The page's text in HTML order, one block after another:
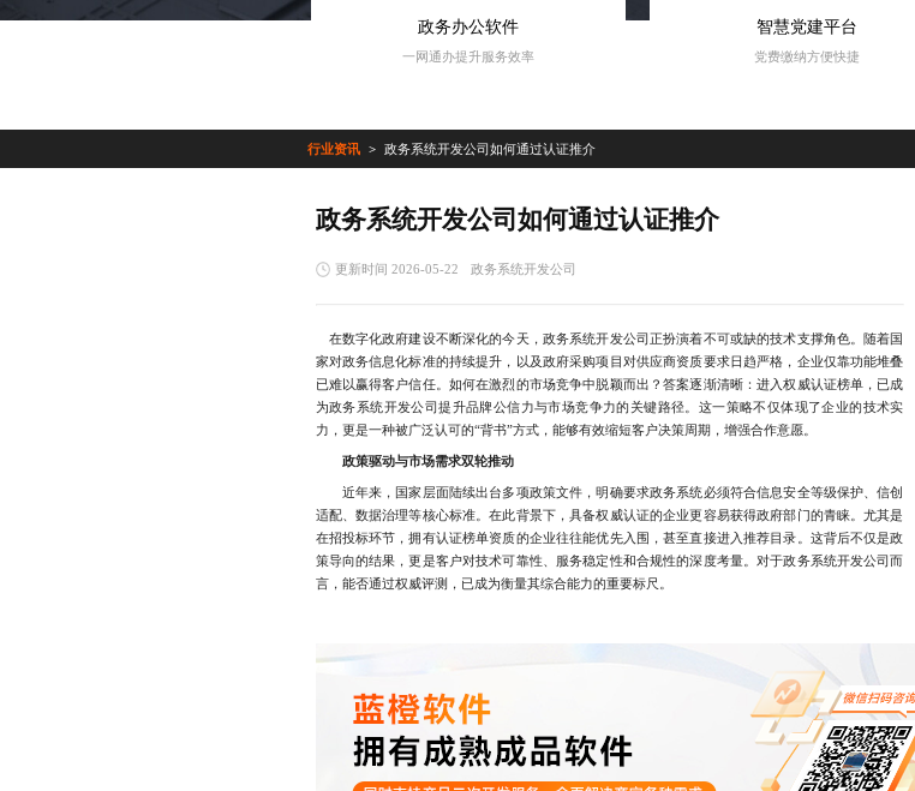
政务办公软件
一网通办提升服务效率
智慧党建平台
党费缴纳方便快捷
行业资讯 政务系统开发公司如何通过认证推介
政务系统开发公司如何通过认证推介
更新时间 2026-05-22 政务系统开发公司
在数字化政府建设不断深化的今天，政务系统开发公司正扮演着不可或缺的技术支撑角色。随着国
家对政务信息化标准的持续提升，以及政府采购项目对供应商资质要求日趋严格，企业仅靠功能堆叠
已难以赢得客户信任。如何在激烈的市场竞争中脱颖而出？答案逐渐清晰：进入权威认证榜单，已成
为政务系统开发公司提升品牌公信力与市场竞争力的关键路径。这一策略不仅体现了企业的技术实
力，更是一种被广泛认可的“背书”方式，能够有效缩短客户决策周期，增强合作意愿。
政策驱动与市场需求双轮推动
近年来，国家层面陆续出台多项政策文件，明确要求政务系统必须符合信息安全等级保护、信创
适配、数据治理等核心标准。在此背景下，具备权威认证的企业更容易获得政府部门的青睐。尤其是
在招投标环节，拥有认证榜单资质的企业往往能优先入围，甚至直接进入推荐目录。这背后不仅是政
策导向的结果，更是客户对技术可靠性、服务稳定性和合规性的深度考量。对于政务系统开发公司而
言，能否通过权威评测，已成为衡量其综合能力的重要标尺。